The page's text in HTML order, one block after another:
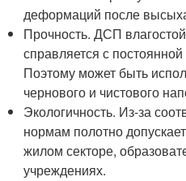
деформаций после
Прочность. ДСП
справляется с постоянной
Поэтому может быть
чернового и чистового
Экологичность. Из-за
нормам полотно
жилом секторе,
учреждениях.